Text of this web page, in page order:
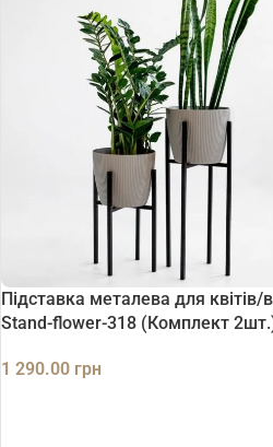
Підставка металева для квітів/
Stand-flower-318 (Комплект
1 290.00 грн